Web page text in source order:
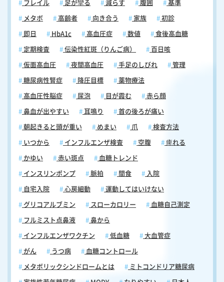
フレイル 足が攣る 減らす 腹囲 基準
メタボ 高齢者 向き合う 家族 初診
即日 HbA1c 高血圧症 数値 食後高血糖
定期検査 伝染性紅斑（りんご病） 百日咳
仮面高血圧 夜間高血圧 手足のしびれ 管理
糖尿病性腎症 降圧目標 薬物療法
高血圧性脳症 尿泡 目が霞む 赤ら顔
鼻血が出やすい 耳鳴り 首の後ろが痛い
朝起きると頭が重い めまい 爪 検査方法
いつから インフルエンザ検査 空腹 痺れる
かゆい 赤い斑点 血糖トレンド
インスリンポンプ 脈拍 間食 入院
自宅入院 心房細動 運動してはいけない
グリコアルブミン スローカロリー 血糖自己測定
フルミスト点鼻液 鼻から
インフルエンザワクチン 低血糖 大血管症
がん うつ病 血糖コントロール
メタボリックシンドロームとは ミトコンドリア糖尿病